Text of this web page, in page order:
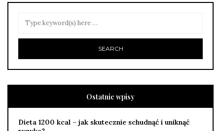
Ostatnie wpisy
Dieta 1200 kcal – jak skutecznie schudnąć i uniknąć